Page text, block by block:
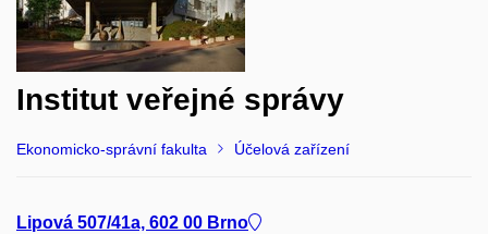
Institut veřejné správy
Ekonomicko-správní fakulta Účelová zařízení
Lipová 507/41a, 602 00 Brno